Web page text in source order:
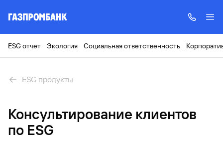
ESG отчет Экология Социальная ответственность
ESG продукты
Консультирование клиентов
по ESG